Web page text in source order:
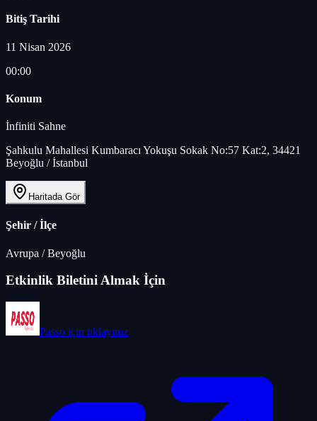
Bitiş Tarihi
11 Nisan 2026
00:00
Konum
İnfiniti Sahne
Şahkulu Mahallesi Kumbaracı Yokuşu Sokak No:57 Kat:2, 34421
Beyoğlu / İstanbul
Haritada Gör
Şehir / İlçe
Avrupa /Beyoğlu
Etkinlik Biletini Almak İçin
Passo için tıklayınız